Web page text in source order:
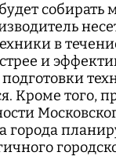
в
и
Кроме того,